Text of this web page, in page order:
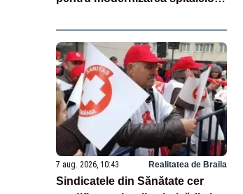
7 aug. 2026, 10:43 Realitatea de Braila
Sindicatele din Sănătate cer